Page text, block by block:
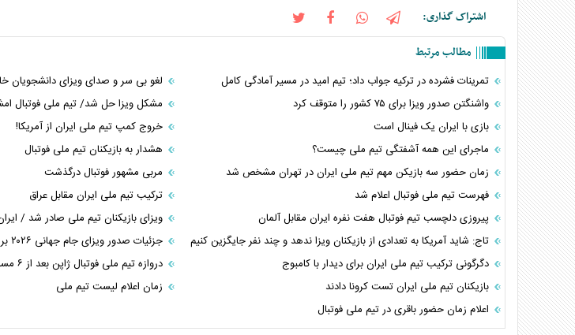
اشتراک گذاری:
مطالب مرتبط
تمرینات فشرده در ترکیه جواب داد؛ تیم امید در مسیر آمادگی کامل
لغو بی سر و صدای ویزای دانشجویان
واشنگتن صدور ویزا برای ۷۵ کشور را متوقف کرد
مشکل ویزا حل شد/ تیم ملی فوتبال
بازی با ایران یک فینال است
خروج کمپ تیم ملی ایران از آمریکا!
ماجرای این همه آشفتگی تیم ملی چیست؟
هشدار به بازیکنان تیم ملی فوتبال
زمان حضور سه بازیکن مهم تیم ملی ایران در تهران مشخص شد
مربی مشهور فوتبال درگذشت
فهرست تیم ملی فوتبال اعلام شد
ترکیب تیم ملی ایران مقابل عراق
پیروزی دلچسب تیم فوتبال هفت نفره ایران مقابل آلمان
ویزای بازیکنان تیم ملی صادر شد /
تاج: شاید آمریکا به تعدادی از بازیکنان ویزا ندهد و چند نفر جایگزین کنیم
جزئیات صدور ویزای جام جهانی ۲۰۲۶ برای اعضای تیم ملی
دگرگونی ترکیب تیم ملی ایران برای دیدار با کامبوج
دروازه تیم ملی فوتبال ژاپن بعد از ۶ مسابقه باز شد!
بازیکنان تیم ملی ایران تست کرونا دادند
زمان اعلام لیست تیم ملی
اعلام زمان حضور باقری در تیم ملی فوتبال